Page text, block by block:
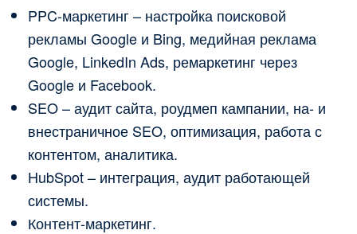
PPC-маркетинг – настройка поисковой
рекламы Google и Bing, медийная реклама
Google, LinkedIn Ads, ремаркетинг через
Google и Facebook.
SEO – аудит сайта, роудмеп кампании, на- и
внестраничное SEO, оптимизация, работа с
контентом, аналитика.
HubSpot – интеграция, аудит работающей
системы.
Контент-маркетинг.